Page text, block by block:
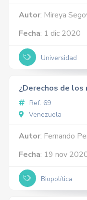
Autor: Mireya
Fecha: 1 dic 2020
Universidad
¿Derechos de los
Ref. 69
Venezuela
Autor: Fernando
Fecha: 19 nov
Biopolítica